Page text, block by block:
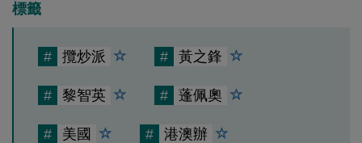
標籤
# 攬炒派 # 黃之鋒
# 黎智英 # 蓬佩奧
# 美國 # 港澳辦